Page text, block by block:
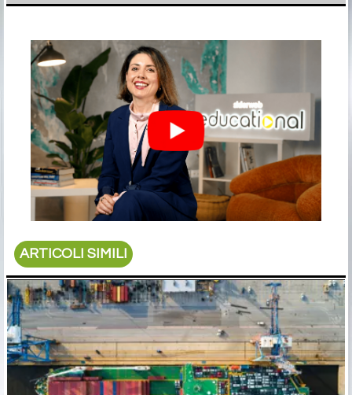
ARTICOLI SIMILI